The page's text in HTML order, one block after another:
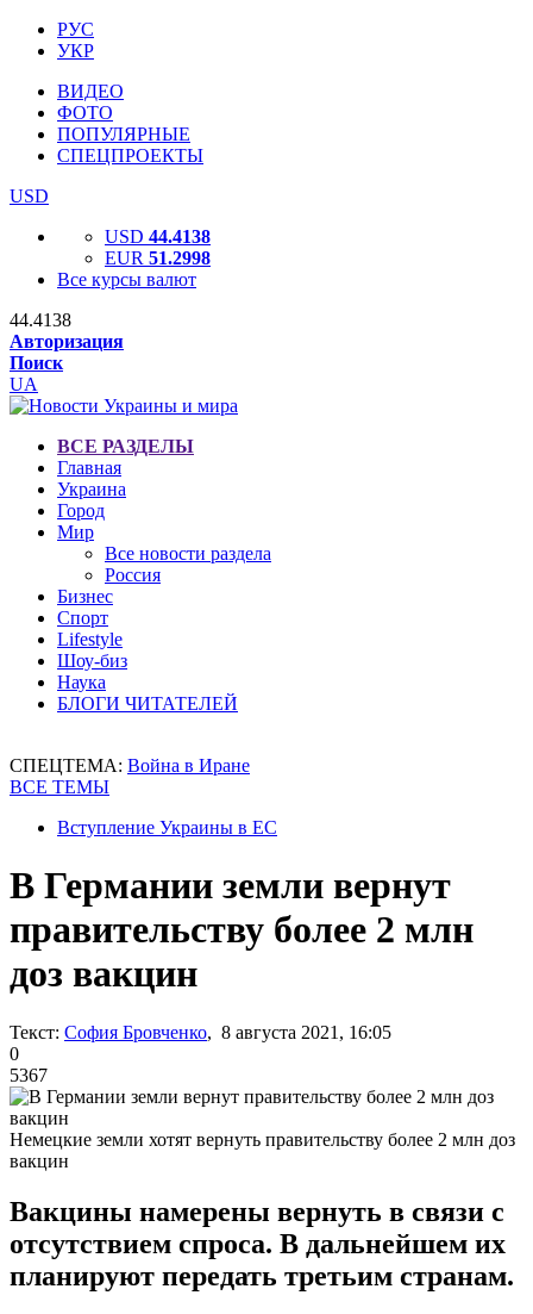
РУС
УКР
ВИДЕО
ФОТО
ПОПУЛЯРНЫЕ
СПЕЦПРОЕКТЫ
USD
USD 44.4138
EUR 51.2998
Все курсы валют
44.4138
Авторизация
Поиск
UA
ВСЕ РАЗДЕЛЫ
Главная
Украина
Город
Мир
Все новости раздела
Россия
Бизнес
Спорт
Lifestyle
Шоу-биз
Наука
БЛОГИ ЧИТАТЕЛЕЙ
СПЕЦТЕМА: Война в Иране
ВСЕ ТЕМЫ
Вступление Украины в ЕС
В Германии земли вернут
правительству более 2 млн
доз вакцин
Текст: София Бровченко, 8 августа 2021, 16:05
0
5367
Немецкие земли хотят вернуть правительству более 2 млн доз
вакцин
Вакцины намерены вернуть в связи с
отсутствием спроса. В дальнейшем их
планируют передать третьим странам.